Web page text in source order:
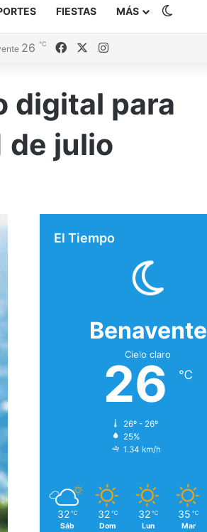
FIESTAS MÁS
26 ℃ FacebookInstagram
digital para
de julio
El Tiempo
Benavente
Cielo claro
26 ℃
26º - 26º
25%
1.34 km/h
32 ℃
Sáb
32 ℃
Dom
32 ℃
Lun
35 ℃
Mar